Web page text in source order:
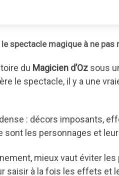
spectacle magique à ne pas
du Magicien d’Oz sous
le spectacle, il y a une
: décors imposants,
sont les personnages et
mieux vaut éviter
saisir à la fois les effets et